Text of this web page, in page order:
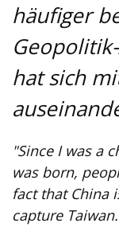
häufiger
hat sich
"Since I was a
was born,
fact that China
capture